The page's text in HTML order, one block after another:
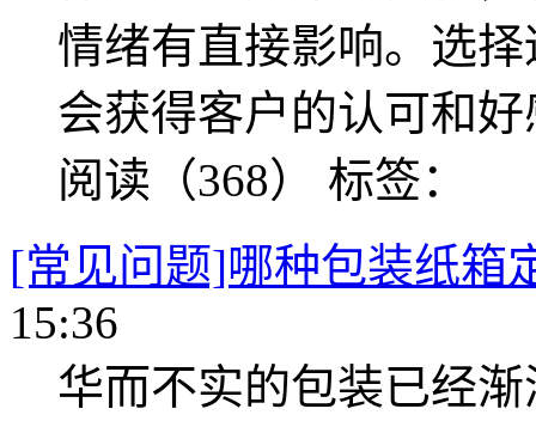
情绪有直接影响。选
会获得客户的认可和
阅读（368） 标签：
[常见问题]哪种包装纸箱
15:36
华而不实的包装已经